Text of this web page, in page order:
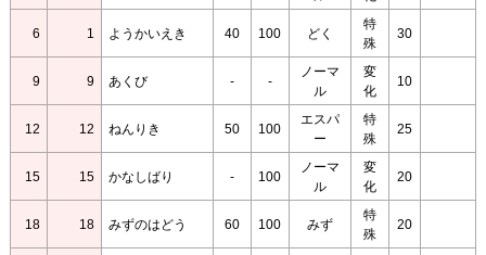
6 1 ようかいえき 40 100 どく
特
殊
30
9 9 あくび - -
ノーマ
ル
変
化
10
12 12 ねんりき 50 100
エスパ
ー
特
殊
25
15 15 かなしばり - 100
ノーマ
ル
変
化
20
18 18 みずのはどう 60 100 みず
特
殊
20